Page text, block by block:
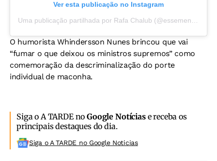
Ver esta publicação no Instagram
O humorista Whindersson Nunes brincou que vai
“fumar o que deixou os ministros supremos” como
comemoração da descriminalização do porte
individual de maconha.
Siga o A TARDE noGoogle Notíciase receba os
principais destaques do dia.
Siga o A TARDE no Google Noticias